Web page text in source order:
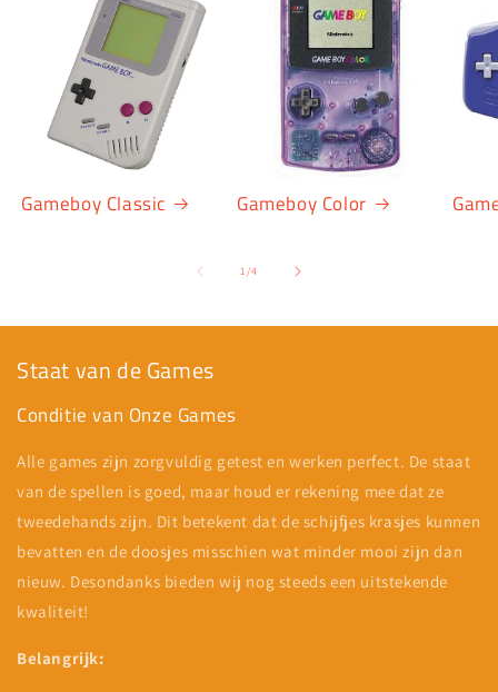
Gameboy Classic Gameboy Color
1/van
4
Staat van de Games
Conditie van Onze Games
Alle games zijn zorgvuldig getest en werken perfect. De staat
van de spellen is goed, maar houd er rekening mee dat ze
tweedehands zijn. Dit betekent dat de schijfjes krasjes kunnen
bevatten en de doosjes misschien wat minder mooi zijn dan
nieuw. Desondanks bieden wij nog steeds een uitstekende
kwaliteit!
Belangrijk: